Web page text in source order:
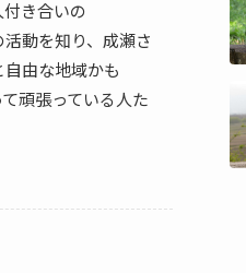
き合いの
動を知り、成瀬さ
由な地域かも
頑張っている人た